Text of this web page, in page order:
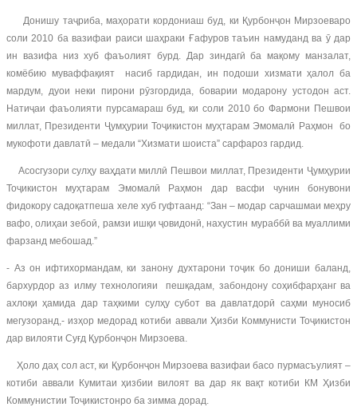
Донишу таҷриба, маҳорати кордониаш буд, ки Қурбонҷон Мирзоеваро
соли 2010 ба вазифаи раиси шаҳраки Ғафуров таъин намуданд ва ӯ дар
ин вазифа низ хуб фаъолият бурд. Дар зиндагӣ ба мақому манзалат,
комёбию муваффақият насиб гардидан, ин подоши хизмати ҳалол ба
мардум, дуои неки пирони рӯзгордида, боварии модарону устодон аст.
Натиҷаи фаъолияти пурсамараш буд, ки соли 2010 бо Фармони Пешвои
миллат, Президенти Ҷумҳурии Тоҷикистон муҳтарам Эмомалӣ Раҳмон бо
мукофоти давлатӣ – медали “Хизмати шоиста” сарфароз гардид.
Асосгузори сулҳу ваҳдати миллӣ Пешвои миллат, Президенти Ҷумҳурии
Тоҷикистон муҳтарам Эмомалӣ Раҳмон дар васфи чунин бонувони
фидокору садоқатпеша хеле хуб гуфтаанд: “Зан – модар сарчашмаи меҳру
вафо, олиҳаи зебоӣ, рамзи ишқи ҷовидонӣ, нахустин мураббӣ ва муаллими
фарзанд мебошад.”
- Аз он ифтихормандам, ки занону духтарони тоҷик бо дониши баланд,
бархурдор аз илму технологияи пешқадам, забондону соҳибфарҳанг ва
ахлоқи ҳамида дар таҳкими сулҳу субот ва давлатдорӣ саҳми муносиб
мегузоранд,- изҳор медорад котиби аввали Ҳизби Коммунисти Тоҷикистон
дар вилояти Суғд Қурбонҷон Мирзоева.
Ҳоло даҳ сол аст, ки Қурбонҷон Мирзоева вазифаи басо пурмасъулият –
котиби аввали Кумитаи ҳизбии вилоят ва дар як вақт котиби КМ Ҳизби
Коммунистии Тоҷикистонро ба зимма дорад.